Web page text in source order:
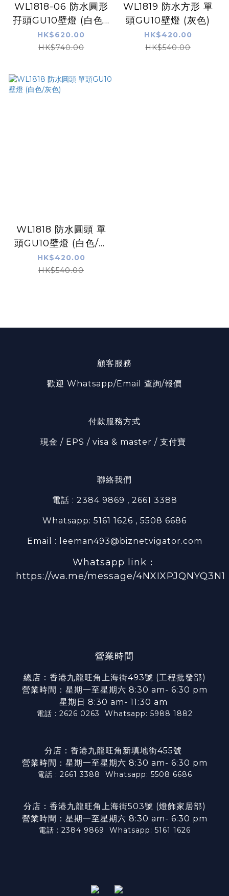
WL1818-06 防水圓形
孖頭GU10壁燈 (白色//
灰色)
HK$620.00
HK$740.00
WL1819 防水方形 單
頭GU10壁燈 (灰色)
HK$420.00
HK$540.00
WL1818 防水圓頭 單
頭GU10壁燈 (白色/灰
色)
HK$420.00
HK$540.00
顧客服務
歡迎 Whatsapp/Email 查詢/報價
付款服務方式
現金 / EPS / visa & master / 支付寶
聯絡我們
電話 : 2384 9869 , 2661 3388
Whatsapp: 5161 1626 , 5508 6686
Email : leeman493@biznetvigator.com
Whatsapp link：
https://wa.me/message/4NXIXPJQNYQ3N1
營業時間
總店：香港九龍旺角上海街493號 (工程批發部)
營業時間：星期一至星期六 8:30 am- 6:30 pm
星期日 8:30 am- 11:30 am
電話 : 2626 0263 Whatsapp: 5988 1882
分店：香港九龍旺角新填地街455號
營業時間：星期一至星期六 8:30 am- 6:30 pm
電話 : 2661 3388 Whatsapp: 5508 6686
分店：香港九龍旺角上海街503號 (燈飾家居部)
營業時間：星期一至星期六 8:30 am- 6:30 pm
電話 : 2384 9869 Whatsapp: 5161 1626